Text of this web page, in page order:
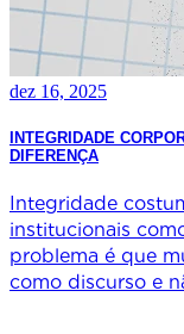
dez 16, 2025
INTEGRIDADE
DIFERENÇA
Integridade
institucionais
problema é que
como discurso e